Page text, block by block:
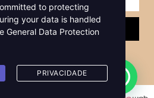
Enviar
to protecting
your data is handled
General Data Protection
PRIVACIDADE